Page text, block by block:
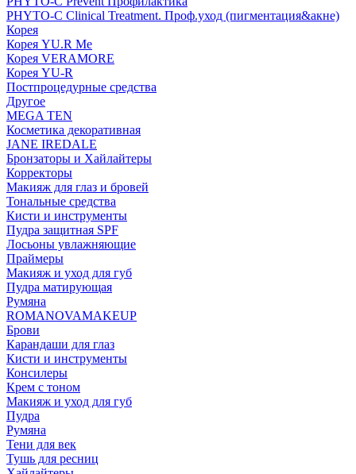
PHYTO-C Clinical Treatment. Проф.уход (пигментация&акне)
Корея
Корея YU.R Me
Корея VERAMORE
Корея YU-R
Постпроцедурные средства
Другое
MEGA TEN
Косметика декоративная
JANE IREDALE
Бронзаторы и Хайлайтеры
Корректоры
Макияж для глаз и бровей
Тональные средства
Кисти и инструменты
Пудра защитная SPF
Лосьоны увлажняющие
Праймеры
Макияж и уход для губ
Пудра матирующая
Румяна
ROMANOVAMAKEUP
Брови
Карандаши для глаз
Кисти и инструменты
Консилеры
Крем с тоном
Макияж и уход для губ
Пудра
Румяна
Тени для век
Тушь для ресниц